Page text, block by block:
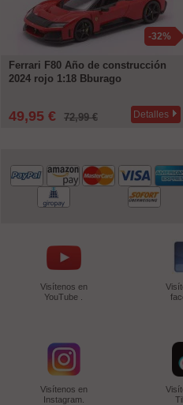
-32%
Ferrari F80 Año de construcción
2024 rojo 1:18 Bburago
49,95 € 72,99 € Detalles
Visítenos en
YouTube .
Visítenos en
Instagram.